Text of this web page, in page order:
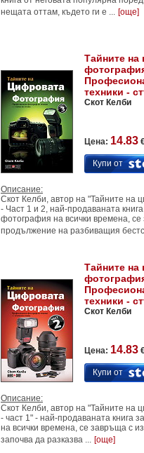
нещата оттам, където ги е ... [още]
Тайните
техники -
Скот Келби
Цена: 14.83
Купи от
Описание:
Скот Келби, автор на "Тайните на
- Част 1 и 2, най-продаваната
фотография на всички времена,
продължение на разбиващия
Тайните
техники -
Скот Келби
Цена: 14.83
Купи от
Описание:
Скот Келби, автор на "Тайните на
- част 1" - най-продаваната книга
на всички времена, се завръща с
започва да разказва ... [още]